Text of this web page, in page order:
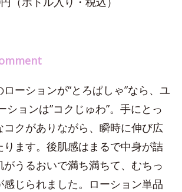
ーションが“とろぱしゃ”なら、ユ
ションは”コクじゅわ”。手にとっ
コクがありながら、瞬時に伸び広
ります。後肌感はまるで中身が詰
がうるおいで満ち満ちて、むちっ
感じられました。ローション単品